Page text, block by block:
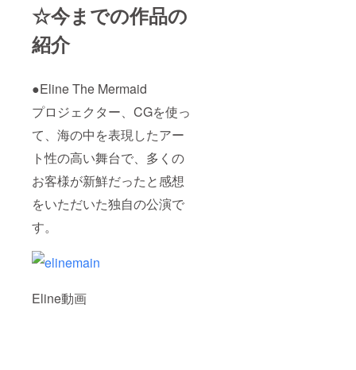
☆今までの作品の
紹介
●Eline The Mermaid
プロジェクター、CGを使っ
て、海の中を表現したアー
ト性の高い舞台で、多くの
お客様が新鮮だったと感想
をいただいた独自の公演で
す。
Eline動画